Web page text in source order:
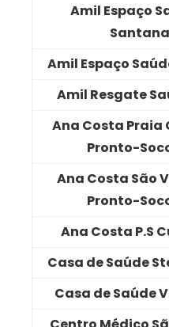
Amil Espaço
Santana
Amil Espaço
Amil Resgate
Ana Costa Praia
Pronto-
Ana Costa São
Pronto-
Ana Costa P.S
Casa de Saúde
Casa de Saúde